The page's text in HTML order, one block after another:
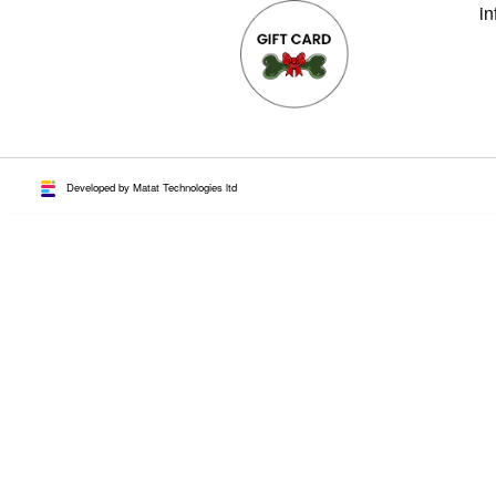
Developed by Matat Technologies ltd